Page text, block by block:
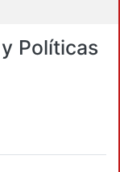
Políticas